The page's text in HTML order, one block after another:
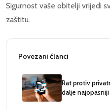
Sigurnost vaše obitelji vrijedi
zaštitu.
Povezani članci
Rat protiv
dalje